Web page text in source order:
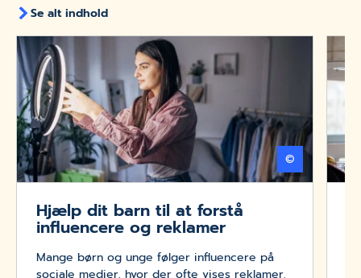
Se alt indhold
© Getty
Hjælp dit barn til at forstå
influencere og reklamer
Mange børn og unge følger influencere på
sociale medier, hvor der ofte vises reklamer.